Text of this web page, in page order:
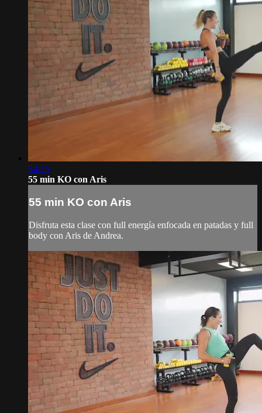
54:25
55 min KO con Aris
55 min KO con Aris
Disfruta esta clase con full energía enfocada en patadas y full
body con Aris de Andrea.